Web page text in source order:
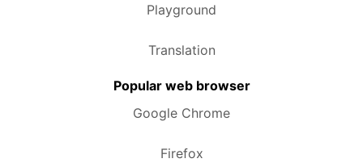
Playground
Translation
Popular web browser
Google Chrome
Firefox